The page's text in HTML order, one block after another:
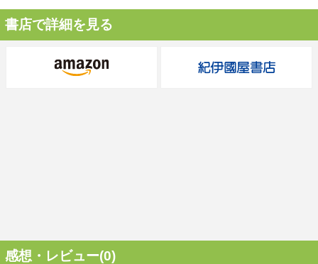
書店で詳細を見る
感想・レビュー(0)